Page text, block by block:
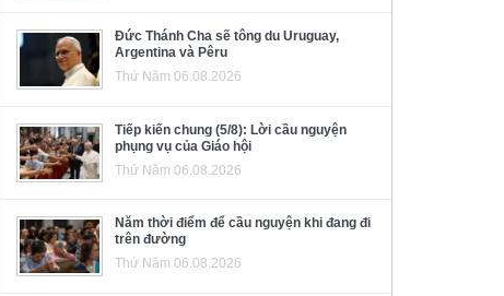
Đức Thánh Cha sẽ tông du Uruguay,
Argentina và Pêru
Thứ Năm 06.08.2026
Tiếp kiến chung (5/8): Lời cầu nguyện
phụng vụ của Giáo hội
Thứ Năm 06.08.2026
Năm thời điểm để cầu nguyện khi đang đi
trên đường
Thứ Năm 06.08.2026